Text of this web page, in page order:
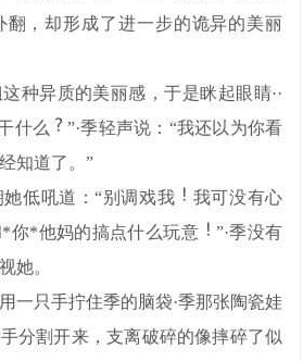
翻，却形成了进一步的诡异的美丽
种异质的美丽感，于是眯起眼睛··
什么
”·季轻声说：“我还以为你看
知道了。”
低吼道：“别调戏我
我可没有心
你*他妈的搞点什么玩意
”·季没有
她。
一只手拧住季的脑袋·季那张陶瓷娃
分割开来，支离破碎的像摔碎了似